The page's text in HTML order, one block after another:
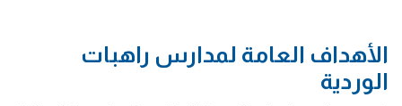
الأهداف العامة لمدارس راهبات
الوردية